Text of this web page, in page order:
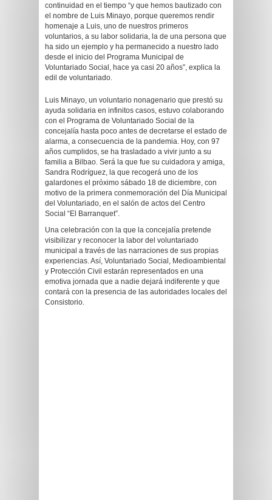
continuidad en el tiempo “y que hemos bautizado con
el nombre de Luis Minayo, porque queremos rendir
homenaje a Luis, uno de nuestros primeros
voluntarios, a su labor solidaria, la de una persona que
ha sido un ejemplo y ha permanecido a nuestro lado
desde el inicio del Programa Municipal de
Voluntariado Social, hace ya casi 20 años”, explica la
edil de voluntariado.
Luis Minayo, un voluntario nonagenario que prestó su
ayuda solidaria en infinitos casos, estuvo colaborando
con el Programa de Voluntariado Social de la
concejalía hasta poco antes de decretarse el estado de
alarma, a consecuencia de la pandemia. Hoy, con 97
años cumplidos, se ha trasladado a vivir junto a su
familia a Bilbao. Será la que fue su cuidadora y amiga,
Sandra Rodríguez, la que recogerá uno de los
galardones el próximo sábado 18 de diciembre, con
motivo de la primera conmemoración del Día Municipal
del Voluntariado, en el salón de actos del Centro
Social “El Barranquet”.
Una celebración con la que la concejalía pretende
visibilizar y reconocer la labor del voluntariado
municipal a través de las narraciones de sus propias
experiencias. Así, Voluntariado Social, Medioambiental
y Protección Civil estarán representados en una
emotiva jornada que a nadie dejará indiferente y que
contará con la presencia de las autoridades locales del
Consistorio.